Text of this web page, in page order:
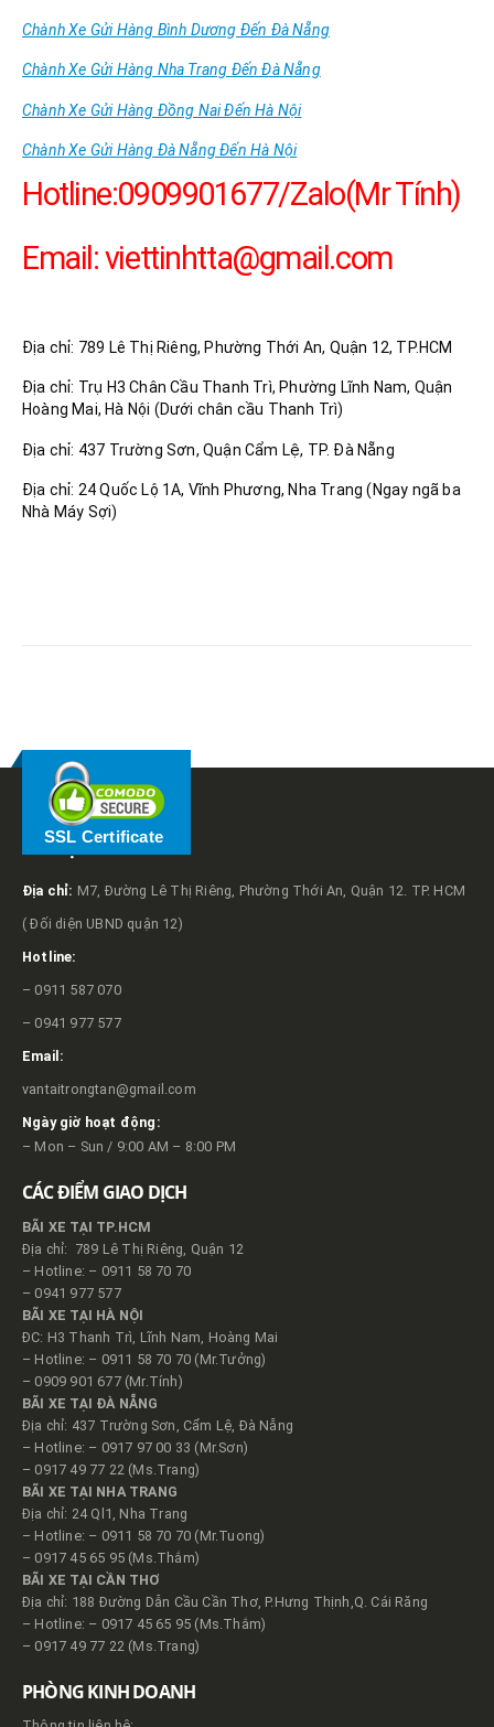
Chành Xe Gửi Hàng Bình Dương Đến Đà Nẵng
Chành Xe Gửi Hàng Nha Trang Đến Đà Nẵng
Chành Xe Gửi Hàng Đồng Nai Đến Hà Nội
Chành Xe Gửi Hàng Đà Nẵng Đến Hà Nội
Hotline:0909901677/Zalo(Mr Tính)
Email:viettinhtta@gmail.com
Địa chỉ: 789 Lê Thị Riêng, Phường Thới An, Quận 12, TP.HCM
Địa chỉ: Trụ H3 Chân Cầu Thanh Trì, Phường Lĩnh Nam, Quận
Hoàng Mai, Hà Nội (Dưới chân cầu Thanh Trì)
Địa chỉ: 437 Trường Sơn, Quận Cẩm Lệ, TP. Đà Nẵng
Địa chỉ: 24 Quốc Lộ 1A, Vĩnh Phương, Nha Trang (Ngay ngã ba
Nhà Máy Sợi)
SSL Certificate
VỀ TRỌNG TẤN
Địa chỉ: M7, Đường Lê Thị Riêng, Phường Thới An, Quận 12. TP. HCM
( Đối diện UBND quận 12)
Hotline:
– 0911 587 070
– 0941 977 577
Email:
vantaitrongtan@gmail.com
Ngày giờ hoạt động:
– Mon – Sun / 9:00 AM – 8:00 PM
CÁC ĐIỂM GIAO DỊCH
BÃI XE TẠI TP.HCM
Địa chỉ: 789 Lê Thị Riêng, Quận 12
– Hotline: – 0911 58 70 70
– 0941 977 577
BÃI XE TẠI HÀ NỘI
ĐC: H3 Thanh Trì, Lĩnh Nam, Hoàng Mai
– Hotline: – 0911 58 70 70 (Mr.Tưởng)
– 0909 901 677 (Mr.Tính)
BÃI XE TẠI ĐÀ NẴNG
Địa chỉ: 437 Trường Sơn, Cẩm Lệ, Đà Nẵng
– Hotline: – 0917 97 00 33 (Mr.Sơn)
– 0917 49 77 22 (Ms.Trang)
BÃI XE TẠI NHA TRANG
Địa chỉ: 24 Ql1, Nha Trang
– Hotline: – 0911 58 70 70 (Mr.Tuong)
– 0917 45 65 95 (Ms.Thắm)
BÃI XE TẠI CẦN THƠ
Địa chỉ: 188 Đường Dẫn Cầu Cần Thơ, P.Hưng Thịnh,Q. Cái Răng
– Hotline: – 0917 45 65 95 (Ms.Thắm)
– 0917 49 77 22 (Ms.Trang)
PHÒNG KINH DOANH